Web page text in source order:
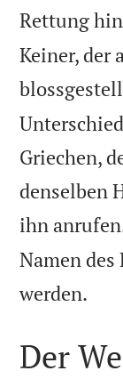
Rettung
Keiner, der
Griechen,
denselben
ihn
Namen
werden.
Der